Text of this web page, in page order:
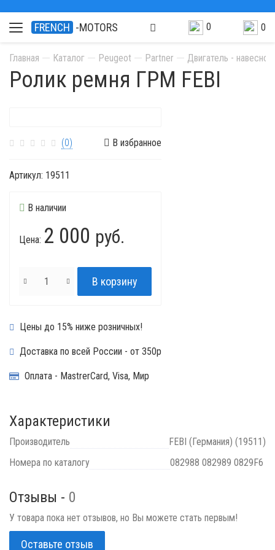
FRENCH -MOTORS 0 0
Главная Каталог Peugeot Partner Двигатель -
Ролик ремня ГРМ FEBI
(0) В избранное
Артикул: 19511
В наличии
Цена: 2 000 руб.
Цены до 15% ниже розничных!
Доставка по всей России - от 350р
Оплата - MastrerCard, Visa, Мир
Характеристики
Производитель
FEBI (Германия) (19511)
Номера по каталогу
082988 082989 0829F6
Отзывы - 0
У товара пока нет отзывов, но Вы можете стать первым!
Оставьте отзыв